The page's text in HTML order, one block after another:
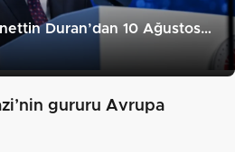
Duran’dan 10 Ağustos…
gururu Avrupa